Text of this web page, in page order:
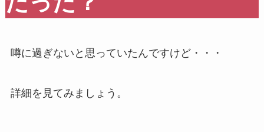
噂に過ぎないと思っていたんですけど・・・
詳細を見てみましょう。